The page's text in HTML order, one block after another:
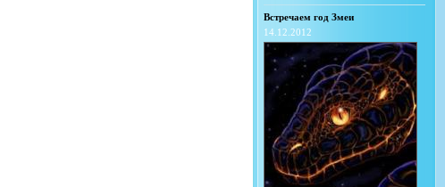
Встречаем год Змеи
14.12.2012